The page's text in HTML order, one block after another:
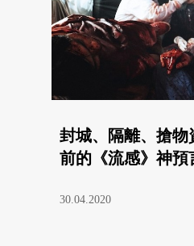
封城、隔離、搶
前的《流感》神預
30.04.2020